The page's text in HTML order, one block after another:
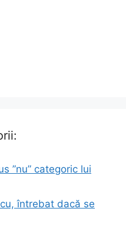
”nu” categoric lui
întrebat dacă se